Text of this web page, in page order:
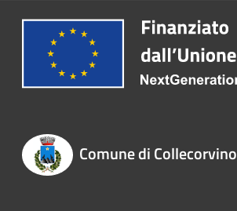
Comune di Collecorvino